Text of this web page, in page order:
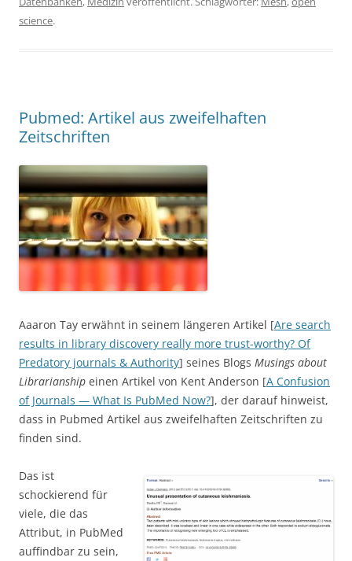
science.
Pubmed: Artikel aus zweifelhaften
Zeitschriften
Aaaron Tay erwähnt in seinem längeren Artikel [Are search
results in library discovery really more trust-worthy? Of
Predatory journals & Authority] seines Blogs Musings about
Librarianship einen Artikel von Kent Anderson [A Confusion
of Journals — What Is PubMed Now?], der darauf hinweist,
dass in Pubmed Artikel aus zweifelhaften Zeitschriften zu
finden sind.
Das ist
schockierend für
viele, die das
Attribut, in PubMed
auffindbar zu sein,